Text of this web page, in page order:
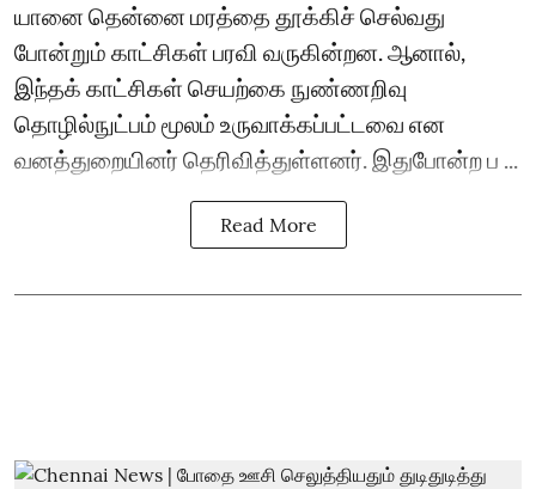
யானை தென்னை மரத்தை தூக்கிச் செல்வது
போன்றும் காட்சிகள் பரவி வருகின்றன. ஆனால்,
இந்தக் காட்சிகள் செயற்கை நுண்ணறிவு
தொழில்நுட்பம் மூலம் உருவாக்கப்பட்டவை என
வனத்துறையினர் தெரிவித்துள்ளனர். இதுபோன்ற ப ...
Read More